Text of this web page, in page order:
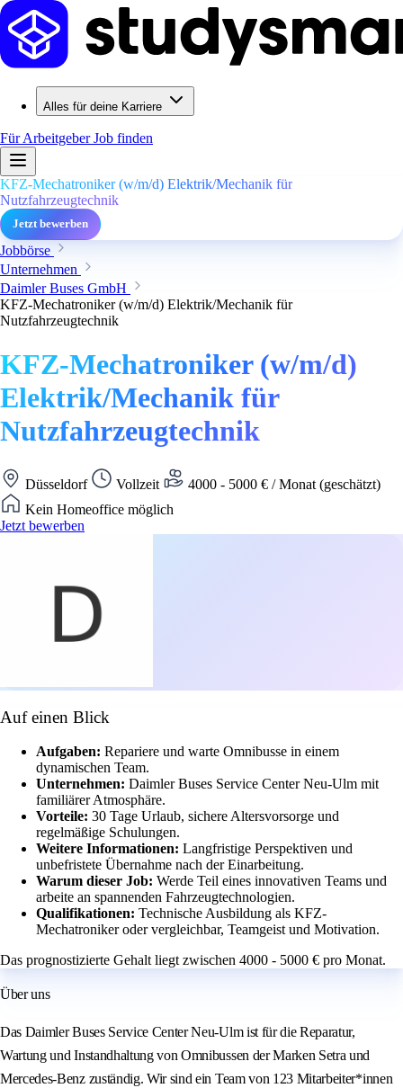
Alles für deine Karriere
Für ArbeitgeberJob finden
KFZ-Mechatroniker (w/m/d) Elektrik/Mechanik für
Nutzfahrzeugtechnik
Jetzt bewerben
Jobbörse
Unternehmen
Daimler Buses GmbH
KFZ-Mechatroniker (w/m/d) Elektrik/Mechanik für
Nutzfahrzeugtechnik
KFZ-Mechatroniker (w/m/d)
Elektrik/Mechanik für
Nutzfahrzeugtechnik
Düsseldorf Vollzeit
4000 - 5000 € / Monat (geschätzt)
Kein Homeoffice möglich
Jetzt bewerben
Auf einen Blick
Aufgaben: Repariere und warte Omnibusse in einem
dynamischen Team.
Unternehmen: Daimler Buses Service Center Neu-Ulm mit
familiärer Atmosphäre.
Vorteile: 30 Tage Urlaub, sichere Altersvorsorge und
regelmäßige Schulungen.
Weitere Informationen: Langfristige Perspektiven und
unbefristete Übernahme nach der Einarbeitung.
Warum dieser Job: Werde Teil eines innovativen Teams und
arbeite an spannenden Fahrzeugtechnologien.
Qualifikationen: Technische Ausbildung als KFZ-
Mechatroniker oder vergleichbar, Teamgeist und Motivation.
Das prognostizierte Gehalt liegt zwischen 4000 - 5000 € pro Monat.
Über uns
Das Daimler Buses Service Center Neu-Ulm ist für die Reparatur,
Wartung und Instandhaltung von Omnibussen der Marken Setra und
Mercedes-Benz zuständig. Wir sind ein Team von 123 Mitarbeiter*innen